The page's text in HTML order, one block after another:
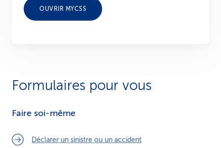
OUVRIR MYCSS
Formulaires pour vous
Faire soi-même
Déclarer un sinistre ou un accident